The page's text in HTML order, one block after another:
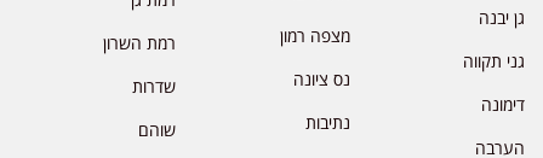
גן יבנה
גני תקווה
דימונה
הערבה
מצפה רמון
נס ציונה
נתיבות
רמת השרון
שדרות
שוהם